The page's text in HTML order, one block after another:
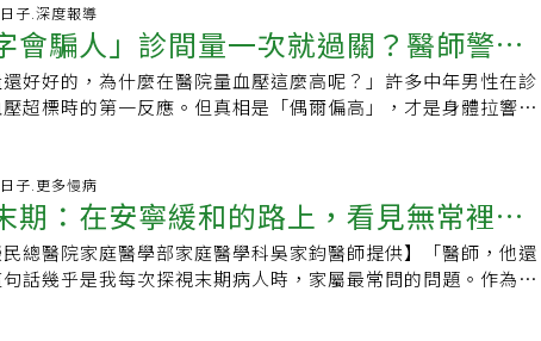
（如針劑注射）、美容醫學手術、特定美容醫學手術等三大
學風險最高，為此，大幅調整認定標準。原先規畫以單次抽脂
為列管依據，低於此數據者，不受專科限制，幾乎任何醫師均
家討論後，改以全身麻醉作為判斷標準。舉例來說，使用全身麻
特定美容醫學手術，必須由指定專科醫師（整形外科）執行，
管機關公告指定手術，有鑑於近期爭議事件，而新增「生殖器
專科醫師 確保專業值得一提的是，部分醫事團體力挺家醫科、
可執行美容醫學手術，但衛福部堅守立場，最後仍將其排除在
師資格仍僅限外科、神經外科、整形外科、骨科、泌尿科、婦
子.深度報導
會騙人」診間量一次就過關？醫師警告
年男最危險
還好好的，為什麼在醫院量血壓這麼高呢？」許多中年男性在診
超標時的第一反應。但真相是「偶爾偏高」，才是身體拉響的
等響應參與。家醫科醫師許碩珉對與會醫護人員翻轉迷思，
險，不是診間那次『血壓數字』，而是回家後日常生活中的
最讓人擔憂的，正是自認年輕、忙到沒時間關心血壓的中年上
，根據多年在診間觀察，定時量血壓以「銀髮長輩」最聽話。反
性上班族，總以為還年輕，常在健檢或看小病時，才意外發現
子.更多慢病
期：在安寧緩和的路上，看見無常裡的
民總醫院家庭醫學部家庭醫學科吳家鈞醫師提供】「醫師，他還
話幾乎是我每次探視末期病人時，家屬最常問的問題。作為家